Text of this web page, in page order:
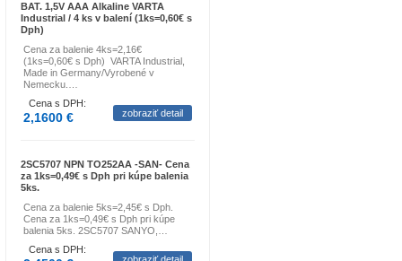
BAT. 1,5V AAA Alkaline VARTA
Industrial / 4 ks v balení (1ks=0,60€ s
Dph)
Cena za balenie 4ks=2,16€
(1ks=0,60€ s Dph) VARTA Industrial,
Made in Germany/Vyrobené v
Nemecku.…
Cena s DPH:
2,1600 € zobraziť detail
2SC5707 NPN TO252AA -SAN- Cena
za 1ks=0,49€ s Dph pri kúpe balenia
5ks.
Cena za balenie 5ks=2,45€ s Dph.
Cena za 1ks=0,49€ s Dph pri kúpe
balenia 5ks. 2SC5707 SANYO,…
Cena s DPH: